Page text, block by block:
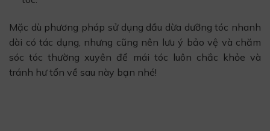
Mặc dù phương pháp sử dụng dầu dừa dưỡng tóc nhanh
dài có tác dụng, nhưng cũng nên lưu ý bảo vệ và chăm
sóc tóc thường xuyên để mái tóc luôn chắc khỏe và
tránh hư tổn về sau này bạn nhé!